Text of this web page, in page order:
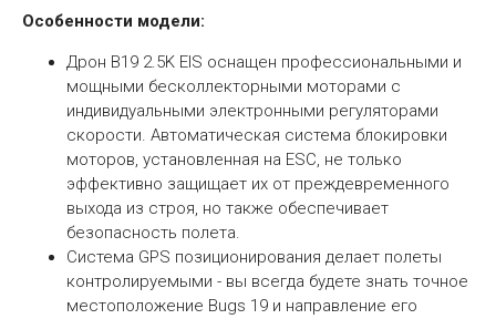
Особенности модели:
Дрон B19 2.5K EIS оснащен профессиональными и
мощными бесколлекторными моторами с
индивидуальными электронными регуляторами
скорости. Автоматическая система блокировки
моторов, установленная на ESC, не только
эффективно защищает их от преждевременного
выхода из строя, но также обеспечивает
безопасность полета.
Система GPS позиционирования делает полеты
контролируемыми - вы всегда будете знать точное
местоположение Bugs 19 и направление его